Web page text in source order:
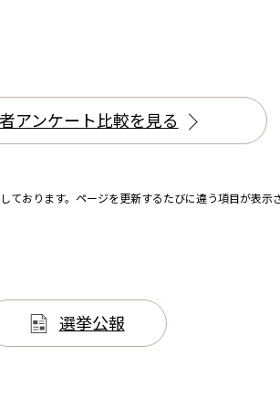
アンケート比較を見る
ております。 ページを更新するたびに違う項目が表示
選挙公報